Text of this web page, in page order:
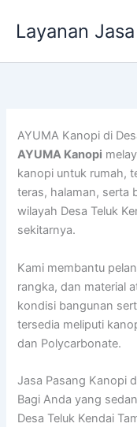
Layanan
AYUMA Kanopi di
AYUMA Kanopi
kanopi untuk rumah,
teras, halaman, serta
wilayah Desa Teluk
sekitarnya.
Kami membantu
rangka, dan material
kondisi bangunan
tersedia meliputi
dan Polycarbonate.
Jasa Pasang Kanopi
Bagi Anda yang
Desa Teluk Kendai